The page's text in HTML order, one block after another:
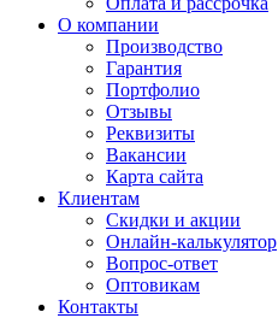
О компании
Производство
Гарантия
Портфолио
Отзывы
Реквизиты
Вакансии
Карта сайта
Клиентам
Скидки и акции
Онлайн-калькулятор
Вопрос-ответ
Оптовикам
Контакты